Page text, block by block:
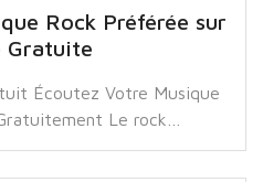
Rock Préférée sur
Gratuite
Écoutez Votre Musique
Le rock…